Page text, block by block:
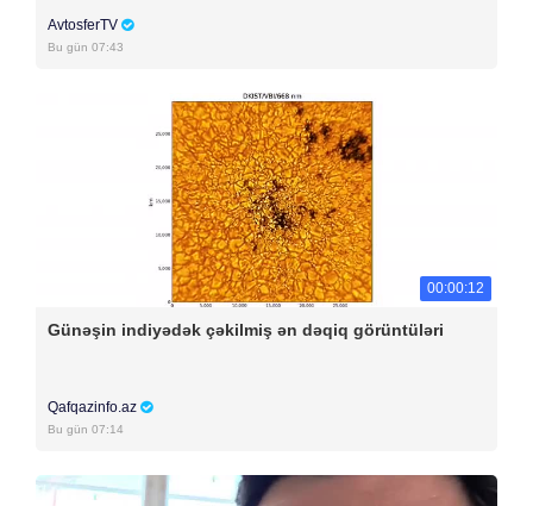
AvtosferTV
Bu gün 07:43
00:00:12
Günəşin indiyədək çəkilmiş ən dəqiq görüntüləri
Qafqazinfo.az
Bu gün 07:14